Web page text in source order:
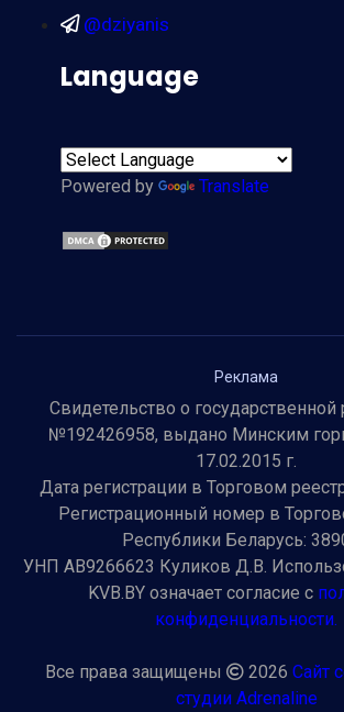
@dziyanis
Language
Powered by Translate
Реклама
Свидетельство о государственной
№192426958, выдано Минским
17.02.2015 г.
Дата регистрации в Торговом
Регистрационный номер в
Республики Беларусь:
УНП AB9266623 Куликов Д.В.
KVB.BY означает согласие с
конфиденциальности.
Все права защищены 2026 Сайт
студии Adrenaline